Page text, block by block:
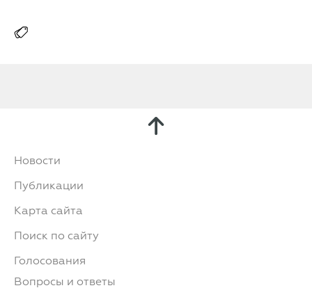
Новости
Публикации
Карта сайта
Поиск по сайту
Голосования
Вопросы и ответы